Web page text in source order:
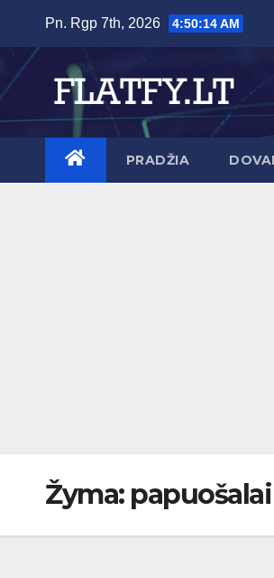
content
Pn. Rgp 7th, 2026 4:50:15 AM
PRADŽIA
Žyma: papuošalai